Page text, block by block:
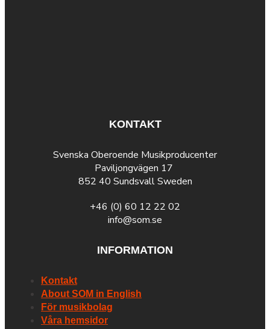
KONTAKT
Svenska Oberoende Musikproducenter
Paviljongvägen 17
852 40 Sundsvall Sweden
+46 (0) 60 12 22 02
info@som.se
INFORMATION
Kontakt
About SOM in English
För musikbolag
Våra hemsidor